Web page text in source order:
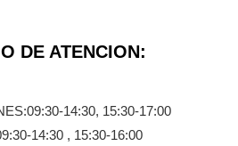
DE ATENCION:
14:30, 15:30-17:00
14:30 , 15:30-16:00